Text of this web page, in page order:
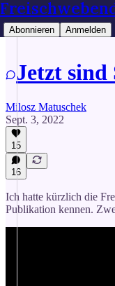
Abonnieren Anmelden
Jetzt sind
Milosz Matuschek
Sept. 3, 2022
15
16
Ich hatte kürzlich die
Publikation kennen.